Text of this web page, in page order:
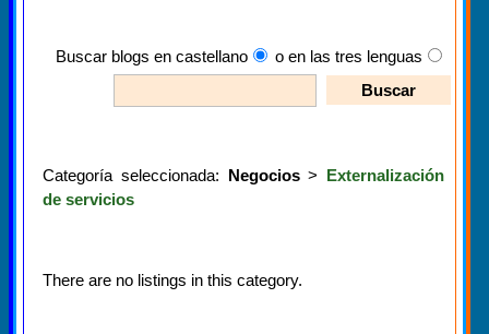
Buscar blogs en castellano o en las tres lenguas
Categoría seleccionada: Negocios> Externalización
de servicios
There are no listings in this category.